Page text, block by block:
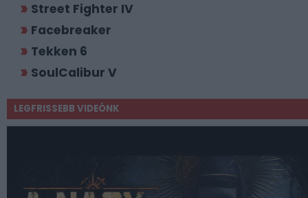
Street Fighter IV
Facebreaker
Tekken 6
SoulCalibur V
LEGFRISSEBB VIDEÓNK